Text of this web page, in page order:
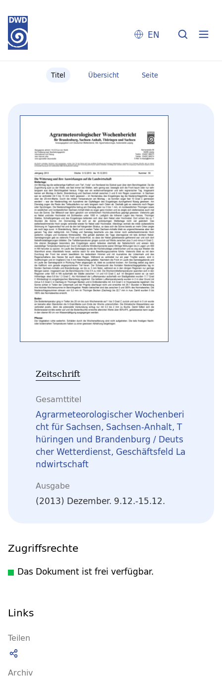
EN
Titel Übersicht Seite
Zeitschrift
Gesamttitel
Agrarmeteorologischer Wochenberi
cht für Sachsen, Sachsen-Anhalt, T
hüringen und Brandenburg / Deuts
cher Wetterdienst, Geschäftsfeld La
ndwirtschaft
Ausgabe
(2013) Dezember. 9.12.-15.12.
Zugriffsrechte
Das Dokument ist frei verfügbar.
Links
Teilen
Archiv